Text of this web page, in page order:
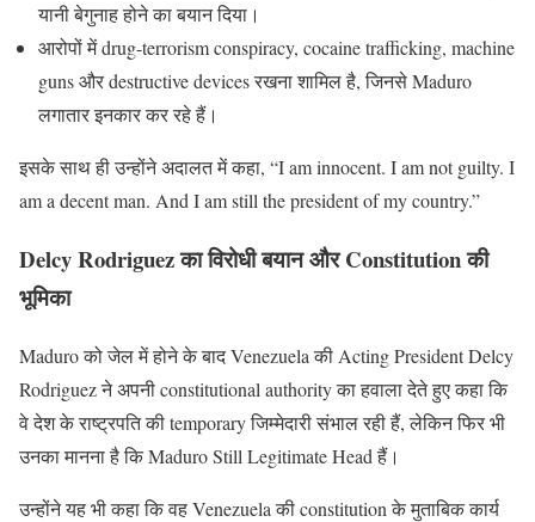
यानी बेगुनाह होने का बयान दिया।
आरोपों में drug-terrorism conspiracy, cocaine trafficking, machine
guns और destructive devices रखना शामिल है, जिनसे Maduro
लगातार इनकार कर रहे हैं।
इसके साथ ही उन्होंने अदालत में कहा, “I am innocent. I am not guilty. I
am a decent man. And I am still the president of my country.”
Delcy Rodriguez का विरोधी बयान और Constitution की
भूमिका
Maduro को जेल में होने के बाद Venezuela की Acting President Delcy
Rodriguez ने अपनी constitutional authority का हवाला देते हुए कहा कि
वे देश के राष्ट्रपति की temporary जिम्मेदारी संभाल रही हैं, लेकिन फिर भी
उनका मानना है कि Maduro Still Legitimate Head हैं।
उन्होंने यह भी कहा कि वह Venezuela की constitution के मुताबिक कार्य